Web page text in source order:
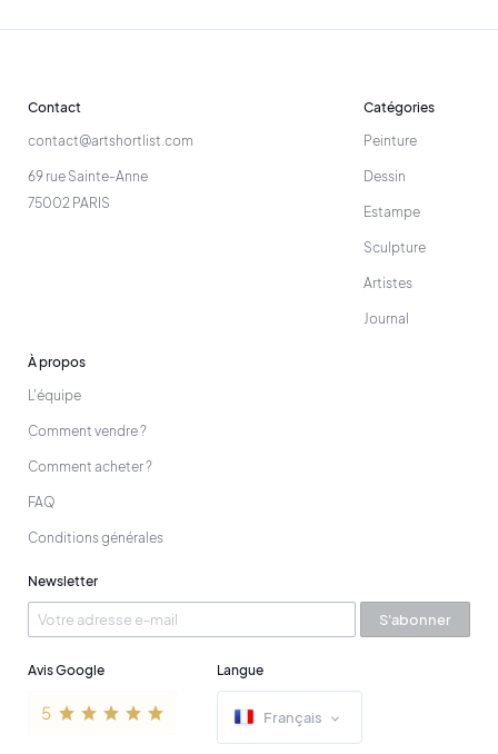
Contact
contact@artshortlist.com
69 rue Sainte-Anne
75002 PARIS
Catégories
Peinture
Dessin
Estampe
Sculpture
Artistes
Journal
À propos
L'équipe
Comment vendre ?
Comment acheter ?
FAQ
Conditions générales
Newsletter
S'abonner
Avis Google Langue
Français